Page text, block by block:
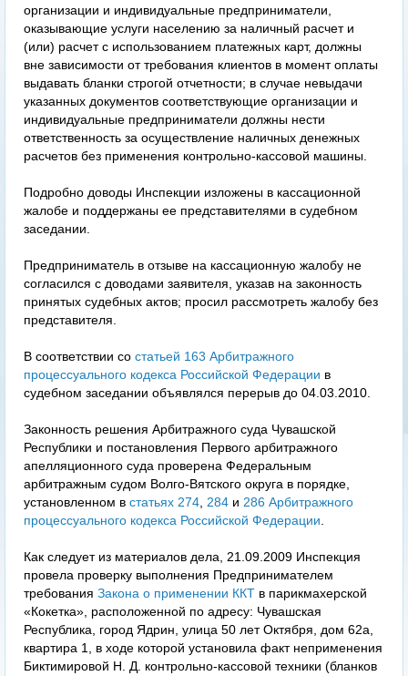
организации и индивидуальные предприниматели,
оказывающие услуги населению за наличный расчет и
(или) расчет с использованием платежных карт, должны
вне зависимости от требования клиентов в момент оплаты
выдавать бланки строгой отчетности; в случае невыдачи
указанных документов соответствующие организации и
индивидуальные предприниматели должны нести
ответственность за осуществление наличных денежных
расчетов без применения контрольно-кассовой машины.
Подробно доводы Инспекции изложены в кассационной
жалобе и поддержаны ее представителями в судебном
заседании.
Предприниматель в отзыве на кассационную жалобу не
согласился с доводами заявителя, указав на законность
принятых судебных актов; просил рассмотреть жалобу без
представителя.
В соответствии со статьей 163 Арбитражного
процессуального кодекса Российской Федерации в
судебном заседании объявлялся перерыв до 04.03.2010.
Законность решения Арбитражного суда Чувашской
Республики и постановления Первого арбитражного
апелляционного суда проверена Федеральным
арбитражным судом Волго-Вятского округа в порядке,
установленном в статьях 274 284 и 286 Арбитражного
процессуального кодекса Российской Федерации
Как следует из материалов дела, 21.09.2009 Инспекция
провела проверку выполнения Предпринимателем
требования Закона о применении ККТ в парикмахерской
«Кокетка», расположенной по адресу: Чувашская
Республика, город Ядрин, улица 50 лет Октября, дом 62а,
квартира 1, в ходе которой установила факт неприменения
Биктимировой Н. Д. контрольно-кассовой техники (бланков